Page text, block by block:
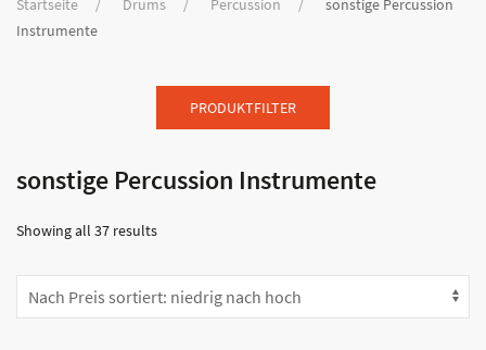
Startseite Drums Percussion
sonstige Percussion
Instrumente
PRODUKTFILTER
sonstige Percussion Instrumente
Showing all 37 results